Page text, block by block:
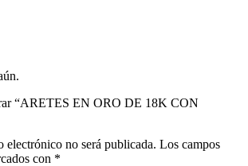
“ARETES EN ORO DE 18K CON
electrónico no será publicada. Los campos
con *